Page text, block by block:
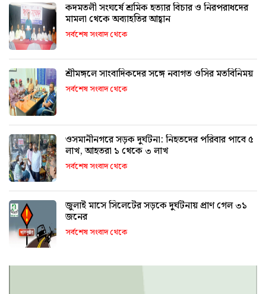
কদমতলী সংঘর্ষে শ্রমিক হত্যার বিচার ও নিরপরাধদের
মামলা থেকে অব্যাহতির আহ্বান
সর্বশেষ সংবাদ থেকে
শ্রীমঙ্গলে সাংবাদিকদের সঙ্গে নবাগত ওসির মতবিনিময়
সর্বশেষ সংবাদ থেকে
ওসমানীনগরে সড়ক দুর্ঘটনা: নিহতদের পরিবার পাবে ৫
লাখ, আহতরা ১ থেকে ৩ লাখ
সর্বশেষ সংবাদ থেকে
জুলাই মাসে সিলেটের সড়কে দুর্ঘটনায় প্রাণ গেল ৩১
জনের
সর্বশেষ সংবাদ থেকে